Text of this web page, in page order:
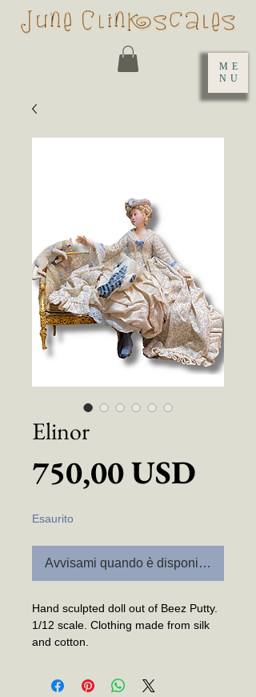
ME
NU
Elinor
750,00 USD
Esaurito
Avvisami quando è disponibile
Hand sculpted doll out of Beez Putty.
1/12 scale. Clothing made from silk
and cotton.